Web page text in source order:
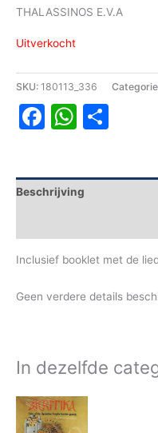
THALASSINOS E.V.A
Uitverkocht
SKU: 180113_336
Facebook
Beschrijving
Inclusief booklet met de
Geen verdere details
In dezelfde